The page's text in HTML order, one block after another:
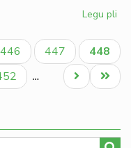
Legu pli
de
la
Paĝo
446 Paĝo
447
Aktuala
paĝo
448
…
Last
page
Next
page